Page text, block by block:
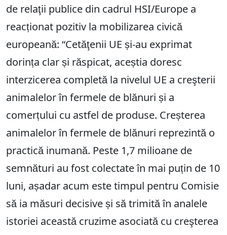
de relaţii publice din cadrul HSI/Europe a
reacționat pozitiv la mobilizarea civică
europeană: “Cetăţenii UE și-au exprimat
dorința clar și răspicat, aceștia doresc
interzicerea completă la nivelul UE a creşterii
animalelor în fermele de blănuri și a
comerțului cu astfel de produse. Creșterea
animalelor în fermele de blănuri reprezintă o
practică inumană. Peste 1,7 milioane de
semnături au fost colectate în mai puțin de 10
luni, așadar acum este timpul pentru Comisie
să ia măsuri decisive și să trimită în analele
istoriei această cruzime asociată cu creşterea